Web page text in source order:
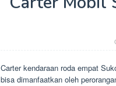
Carter kendaraan roda empat
bisa dimanfaatkan oleh